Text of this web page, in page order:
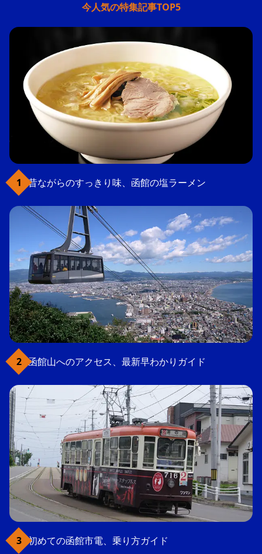
今人気の特集記事TOP5
昔ながらのすっきり味、函館の塩ラーメン
函館山へのアクセス、最新早わかりガイド
初めての函館市電、乗り方ガイド